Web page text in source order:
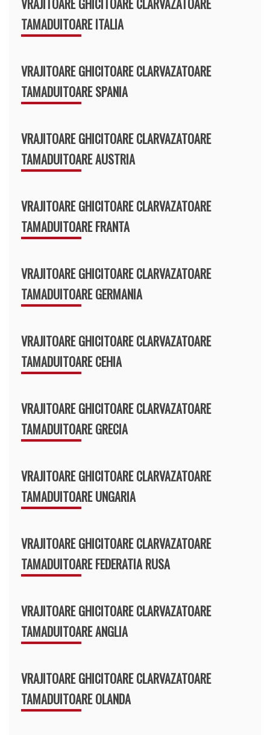
VRAJITOARE GHICITOARE CLARVAZATOARE
TAMADUITOARE ITALIA
VRAJITOARE GHICITOARE CLARVAZATOARE
TAMADUITOARE SPANIA
VRAJITOARE GHICITOARE CLARVAZATOARE
TAMADUITOARE AUSTRIA
VRAJITOARE GHICITOARE CLARVAZATOARE
TAMADUITOARE FRANTA
VRAJITOARE GHICITOARE CLARVAZATOARE
TAMADUITOARE GERMANIA
VRAJITOARE GHICITOARE CLARVAZATOARE
TAMADUITOARE CEHIA
VRAJITOARE GHICITOARE CLARVAZATOARE
TAMADUITOARE GRECIA
VRAJITOARE GHICITOARE CLARVAZATOARE
TAMADUITOARE UNGARIA
VRAJITOARE GHICITOARE CLARVAZATOARE
TAMADUITOARE FEDERATIA RUSA
VRAJITOARE GHICITOARE CLARVAZATOARE
TAMADUITOARE ANGLIA
VRAJITOARE GHICITOARE CLARVAZATOARE
TAMADUITOARE OLANDA